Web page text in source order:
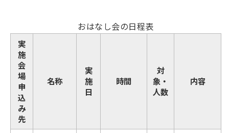
おはなし会の日程表
実
施
会
場
申
込
み
先
名称
実
施
日
時間
対
象・
人数
内容